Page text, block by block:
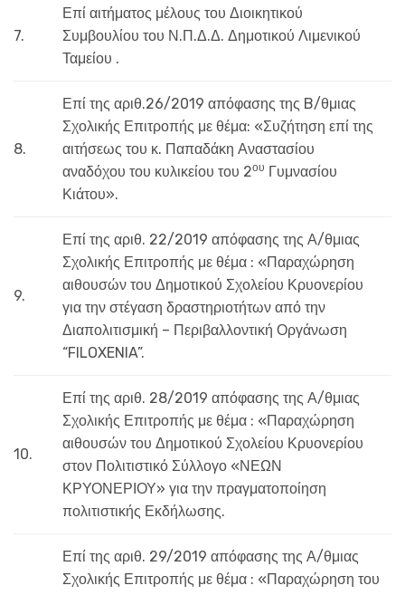
7.
Επί αιτήματος μέλους του Διοικητικού
Συμβουλίου του Ν.Π.Δ.Δ. Δημοτικού Λιμενικού
Ταμείου .
8.
Επί της αριθ.26/2019 απόφασης της B/θμιας
Σχολικής Επιτροπής με θέμα: «Συζήτηση επί της
αιτήσεως του κ. Παπαδάκη Αναστασίου
αναδόχου του κυλικείου του 2ου Γυμνασίου
Κιάτου».
9.
Επί της αριθ. 22/2019 απόφασης της Α/θμιας
Σχολικής Επιτροπής με θέμα : «Παραχώρηση
αιθουσών του Δημοτικού Σχολείου Κρυονερίου
για την στέγαση δραστηριοτήτων από την
Διαπολιτισμική – Περιβαλλοντική Οργάνωση
“FILOXENIA”.
10.
Επί της αριθ. 28/2019 απόφασης της Α/θμιας
Σχολικής Επιτροπής με θέμα : «Παραχώρηση
αιθουσών του Δημοτικού Σχολείου Κρυονερίου
στον Πολιτιστικό Σύλλογο «ΝΕΩΝ
ΚΡΥΟΝΕΡΙΟΥ» για την πραγματοποίηση
πολιτιστικής Εκδήλωσης.
Επί της αριθ. 29/2019 απόφασης της Α/θμιας
Σχολικής Επιτροπής με θέμα : «Παραχώρηση του